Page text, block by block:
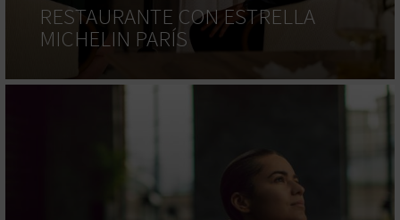
RESTAURANTE CON ESTRELLA
MICHELIN PARÍS